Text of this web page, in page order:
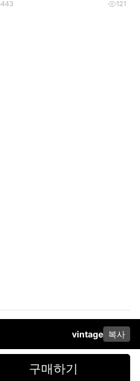
vintage 복사
구매하기
443 121
처리방침사업자 정보다운로드
페이스북